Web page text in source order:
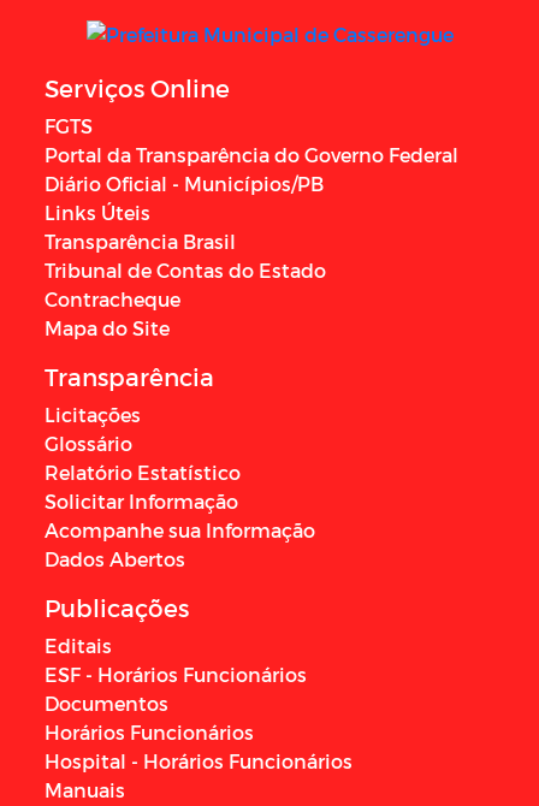
Serviços Online
FGTS
Portal da Transparência do Governo Federal
Diário Oficial - Municípios/PB
Links Úteis
Transparência Brasil
Tribunal de Contas do Estado
Contracheque
Mapa do Site
Transparência
Licitações
Glossário
Relatório Estatístico
Solicitar Informação
Acompanhe sua Informação
Dados Abertos
Publicações
Editais
ESF - Horários Funcionários
Documentos
Horários Funcionários
Hospital - Horários Funcionários
Manuais